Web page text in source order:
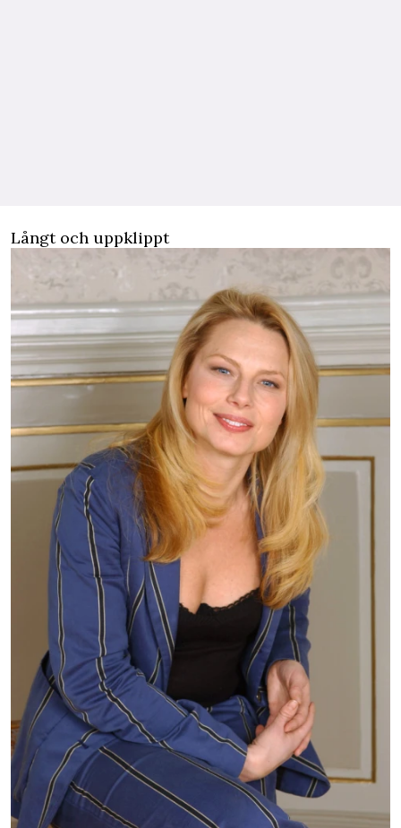
Långt och uppklippt